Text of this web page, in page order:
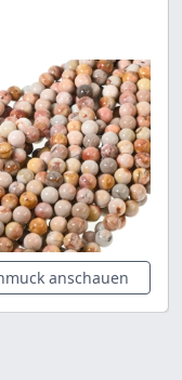
anschauen